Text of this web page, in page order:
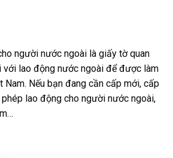
người nước ngoài là giấy tờ quan
với lao động nước ngoài để được làm
Nam. Nếu bạn đang cần cấp mới, cấp
lao động cho người nước ngoài,